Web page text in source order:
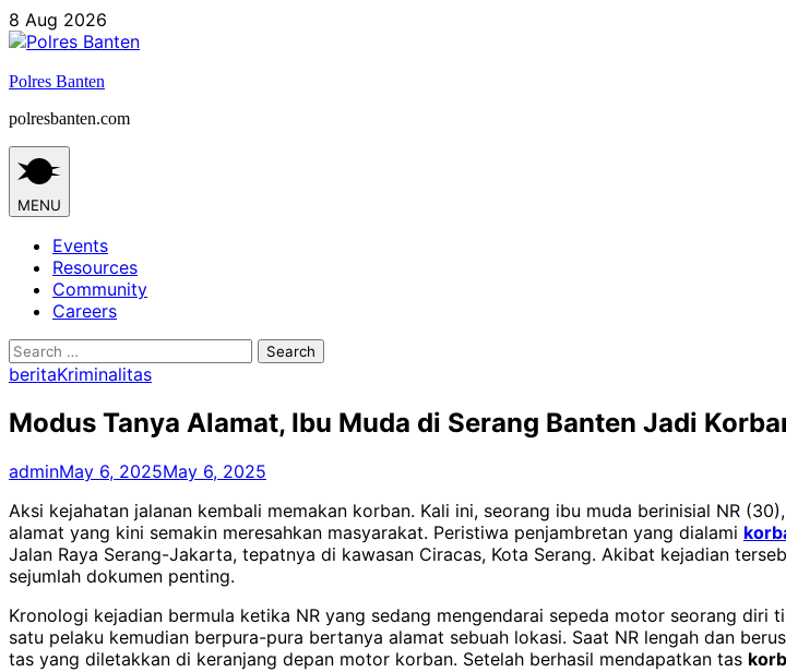
Skip
to
8 Aug 2026
Polres Banten
polresbanten.com
MENU
Events
Resources
Community
Careers
Search
for:
beritaKriminalitas
Modus Tanya Alamat, Ibu Muda di Serang Banten Jadi
adminMay 6, 2025May 6, 2025
Aksi kejahatan jalanan kembali memakan korban. Kali ini, seorang ibu muda berinisial NR
alamat yang kini semakin meresahkan masyarakat. Peristiwa penjambretan yang dialami
Jalan Raya Serang-Jakarta, tepatnya di kawasan Ciracas, Kota Serang. Akibat kejadian
sejumlah dokumen penting.
Kronologi kejadian bermula ketika NR yang sedang mengendarai sepeda motor seorang
satu pelaku kemudian berpura-pura bertanya alamat sebuah lokasi. Saat NR lengah dan
tas yang diletakkan di keranjang depan motor korban. Setelah berhasil mendapatkan tas